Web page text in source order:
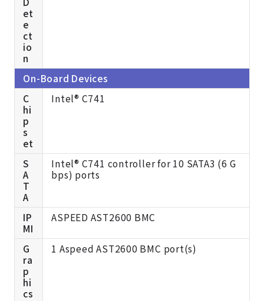
et
e
ct
io
n
On-Board Devices
C
hi
p
s
et
Intel® C741
S
A
T
A
Intel® C741 controller for 10 SATA3 (6 G
bps) ports
IP
MI
ASPEED AST2600 BMC
G
ra
p
hi
cs
1 Aspeed AST2600 BMC port(s)